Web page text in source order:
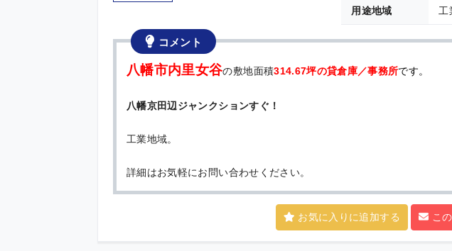
用途地域 工
コメント
八幡市内里女谷の敷地面積314.67坪の貸倉庫／事務所です。
八幡京田辺ジャンクションすぐ！
工業地域。
詳細はお気軽にお問い合わせください。
お気に入りに追加する こ